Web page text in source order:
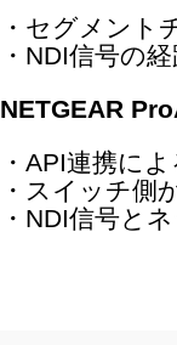
・セグメント
・NDI信号の
NETGEAR
・API連携に
・スイッチ側
・NDI信号と